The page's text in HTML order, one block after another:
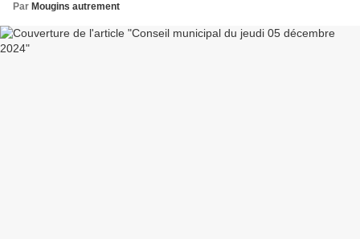
Par Mougins autrement